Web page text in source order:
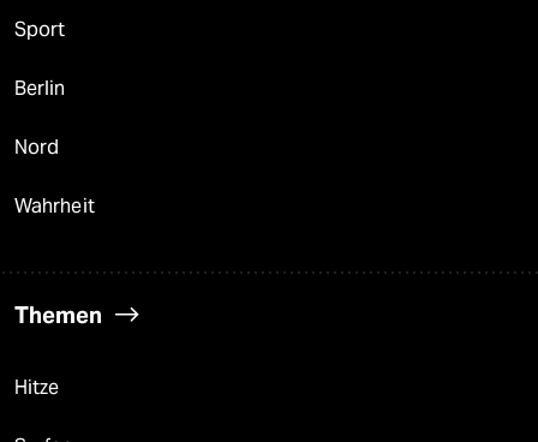
Sport
Berlin
Nord
Wahrheit
Themen
Hitze